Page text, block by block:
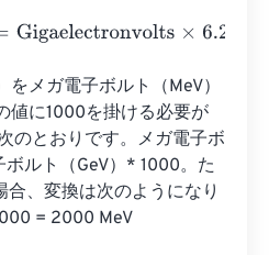
×
メガ電子ボルト（MeV）
値に1000を掛ける必要が
のとおりです。メガ電子ボ
ルト（GeV）* 1000。た
合、変換は次のようになり
= 2000 MeV